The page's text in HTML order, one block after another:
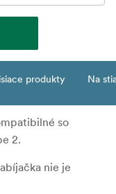
produkty Na
so
2.
nie je